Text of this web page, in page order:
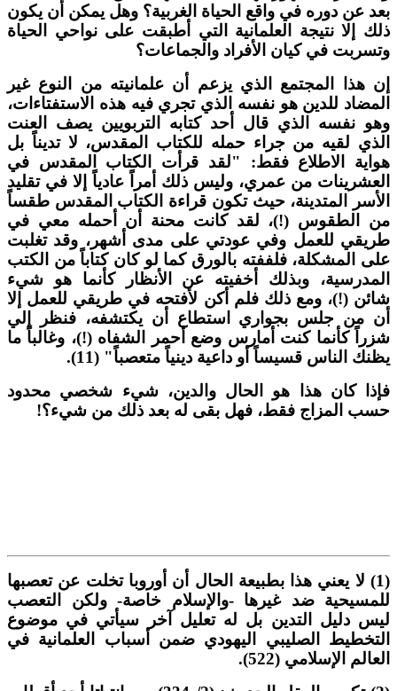
عن دوره في واقع الحياة الغربية؟ وهل يمكن أن يكون
إلا نتيجة العلمانية التي أطبقت على نواحي الحياة
في كيان الأفراد والجماعات؟
هذا المجتمع الذي يزعم أن علمانيته من النوع غير
للدين هو نفسه الذي تجري فيه هذه الاستفتاءات،
نفسه الذي قال أحد كتابه التربويين يصف العنت
لقيه من جراء حمله للكتاب المقدس، لا تديناً بل
الاطلاع فقط: "لقد قرأت الكتاب المقدس في
من عمري، وليس ذلك أمراً عادياً إلا في تقليد
المتدينة، حيث تكون قراءة الكتاب المقدس طقساً
الطقوس (!)، لقد كانت محنة أن أحمله معي في
للعمل وفي عودتي على مدى أشهر، وقد تغلبت
المشكلة، فلففته بالورق كما لو كان كتاباً من الكتب
وبذلك أخفيته عن الأنظار كأنما هو شيء
(!)، ومع ذلك فلم أكن لأفتحه في طريقي للعمل إلا
من جلس بجواري استطاع أن يكتشفه، فنظر إلي
كأنما كنت أمارس وضع أحمر الشفاه (!)، وغالباً ما
الناس قسيساً أو داعية دينياً متعصباً" (11).
كان هذا هو الحال والدين، شيء شخصي محدود
المزاج فقط، فهل بقى له بعد ذلك من شيء؟!
(1) لا يعني هذا بطبيعة الحال أن أوروبا تخلت عن تعصبها
ضد غيرها -والإسلام خاصة- ولكن التعصب
دليل التدين بل له تعليل آخر سيأتي في موضوع
الصليبي اليهودي ضمن أسباب العلمانية في
الإسلامي (522).